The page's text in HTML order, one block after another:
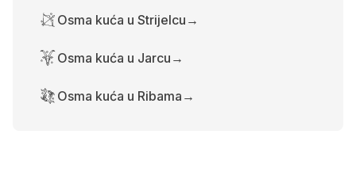
Osma kuća u Strijelcu →
Osma kuća u Jarcu →
Osma kuća u Ribama →